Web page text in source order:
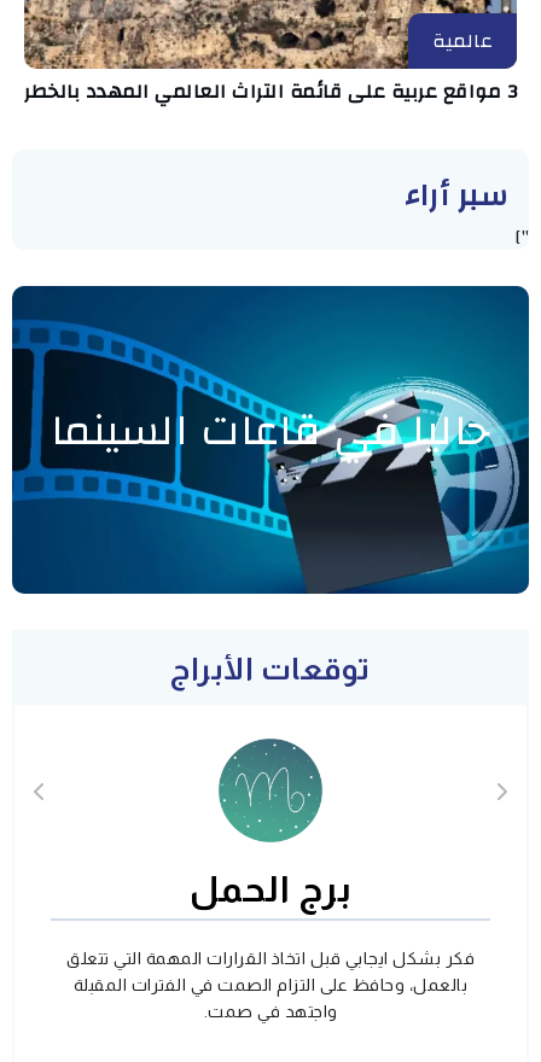
عالمية
3 مواقع عربية على قائمة التراث العالمي المهدد بالخطر
سبر أراء
"]
حاليا في قاعات السينما
توقعات الأبراج
برج الحمل
فكر بشكل ايجابي قبل اتخاذ القرارات المهمة التي تتعلق
بالعمل، وحافظ على التزام الصمت في الفترات المقبلة
واجتهد في صمت.